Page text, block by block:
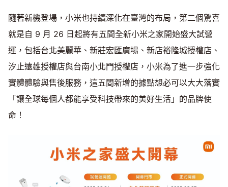
隨著新機登場，小米也持續深化在臺灣的布局，第二個驚喜
就是自 9 月 26 日起將有五間全新小米之家開始盛大試營
運，包括台北美麗華、新莊宏匯廣場、新店裕隆城授權店、
汐止遠雄授權店與台南小北門授權店，小米為了進一步強化
實體體驗與售後服務，這五間新增的據點想必可以大大落實
「讓全球每個人都能享受科技帶來的美好生活」的品牌使
命！